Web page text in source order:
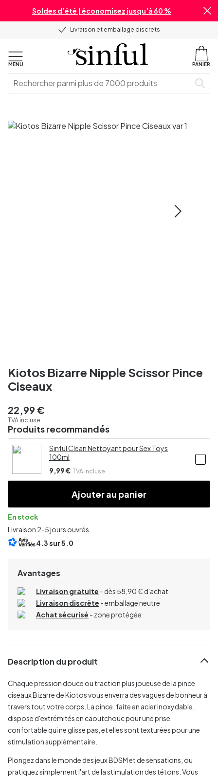
Soldes d’été | économisez jusqu’à 60 %
Livraison et emballage discrets
MENU PANIER
Kiotos Bizarre Nipple Scissor Pince
Ciseaux
22,99 €
TVA incluse
Produits recommandés
Sinful Clean Nettoyant pour Sex Toys
100ml
9,99 € TVA incluse
Ajouter au panier
En stock
Livraison 2-5 jours ouvrés
4.3sur 5.0
Avantages
Livraison gratuite - dès 58,90 € d'achat
Livraison discrète - emballage neutre
Achat sécurisé - zone protégée
Description du produit
Chaque pression douce ou traction plus joueuse de la pince
ciseaux Bizarre de Kiotos vous enverra des vagues de bonheur à
travers tout votre corps. La pince, faite en acier inoxydable,
dispose d'extrémités en caoutchouc pour une prise
confortable qui ne glisse pas, et elles sont texturées pour une
stimulation supplémentaire.
Plongez dans le monde des jeux BDSM et de sensations, ou
pratiquez simplement l'art de la stimulation des tétons. Vous